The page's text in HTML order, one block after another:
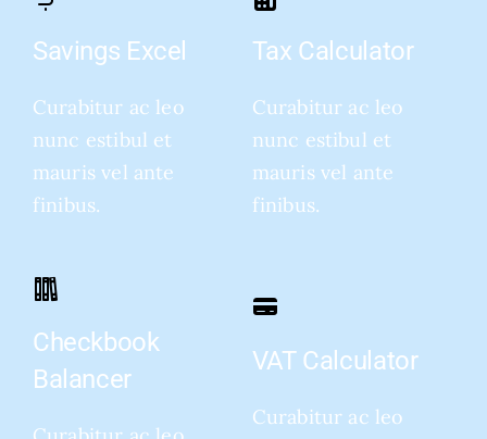
Savings Excel
Curabitur ac leo
nunc estibul et
mauris vel ante
finibus.
Tax Calculator
Curabitur ac leo
nunc estibul et
mauris vel ante
finibus.
Checkbook
Balancer
VAT Calculator
Curabitur ac leo